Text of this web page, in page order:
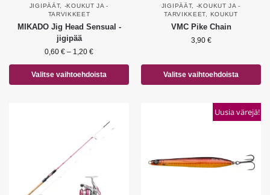
JIGIPÄÄT, -KOUKUT JA -
TARVIKKEET
MIKADO Jig Head Sensual -
jigipää
0,60 € – 1,20 €
Valitse vaihtoehdoista
JIGIPÄÄT, -KOUKUT JA -
TARVIKKEET
KOUKUT
VMC Pike Chain
3,90 €
Valitse vaihtoehdoista
Uusia värejä!